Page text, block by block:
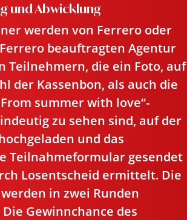
und Abwicklung
werden von Ferrero oder
beauftragten Agentur
Teilnehmern, die ein Foto, auf
der Kassenbon, als auch die
summer with love“-
zu sehen sind, auf der
und das
Teilnahmeformular gesendet
Losentscheid ermittelt. Die
in zwei Runden
Gewinnchance des